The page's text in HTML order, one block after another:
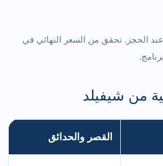
الحجز. تحقق من السعر النهائي في
من شيفيلد
القصر والحدائق